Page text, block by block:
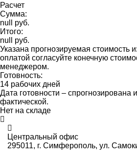
Расчет
Сумма:
null руб.
Итого:
null руб.
Указана прогнозируемая стоимость
оплатой согласуйте конечную
менеджером.
Готовность:
14 рабочих дней
Дата готовности – спрогнозирована
фактической.
Нет на складе
Центральный офис
295011, г. Симферополь, ул.